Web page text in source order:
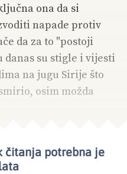
ona da si
napade protiv
da za to "postoji
danas su stigle i vijesti
na jugu Sirije što
osim možda
čitanja potrebna je